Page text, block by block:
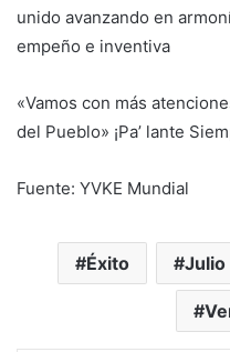
unido avanzando en
empeño e inventiva
«Vamos con más
del Pueblo» ¡Pa’ lante
Fuente: YVKE Mundial
Éxito Julio